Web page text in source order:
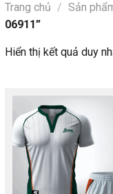
Trang chủ / Sản
06911”
Hiển thị kết quả duy